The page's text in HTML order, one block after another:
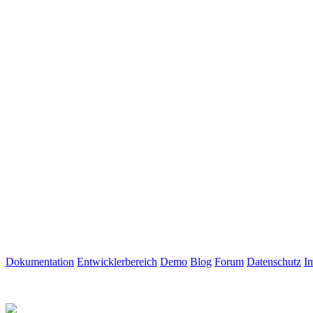
Dokumentation Entwicklerbereich Demo Blog Forum Datenschutz